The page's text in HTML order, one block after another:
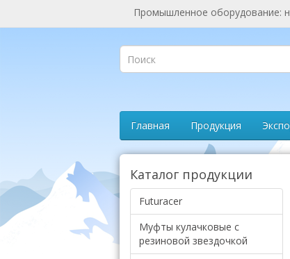
Промышленное оборудование:
Главная Продукция
Каталог продукции
Futuracer
Муфты кулачковые с
резиновой звездочкой